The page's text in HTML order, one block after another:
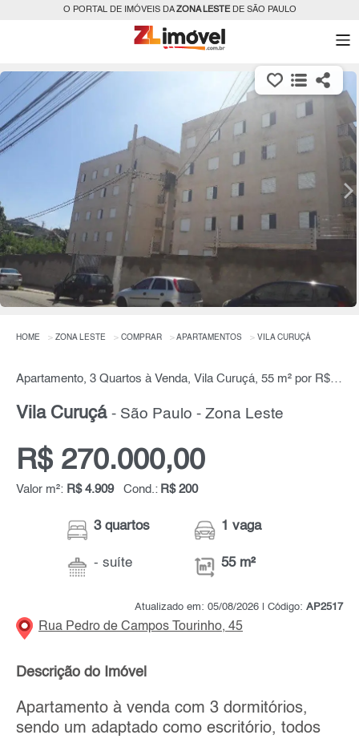
O PORTAL DE IMÓVEIS DAZONA LESTEDE SÃO PAULO
HOME ZONA LESTE COMPRAR APARTAMENTOS VILA CURUÇÁ
Apartamento, 3 Quartos à Venda, Vila Curuçá, 55 m² por R$ 270.000,00
Vila Curuçá - São Paulo - Zona Leste
R$ 270.000,00
Valor m²: R$ 4.909 Cond.: R$ 200
3 quartos
- suíte
1 vaga
55 m²
Atualizado em: 05/08/2026 | Código: AP2517
Rua Pedro de Campos Tourinho, 45
Descrição do Imóvel
Apartamento à venda com 3 dormitórios,
sendo um adaptado como escritório, todos